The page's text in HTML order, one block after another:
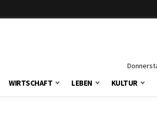
WIRTSCHAFT LEBEN KULTUR